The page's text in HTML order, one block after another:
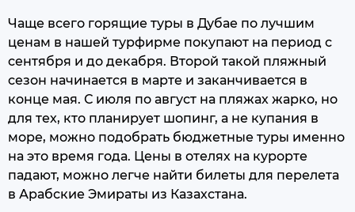
Чаще всего горящие туры в Дубае по лучшим
ценам в нашей турфирме покупают на период с
сентября и до декабря. Второй такой пляжный
сезон начинается в марте и заканчивается в
конце мая. С июля по август на пляжах жарко, но
для тех, кто планирует шопинг, а не купания в
море, можно подобрать бюджетные туры именно
на это время года. Цены в отелях на курорте
падают, можно легче найти билеты для перелета
в Арабские Эмираты из Казахстана.